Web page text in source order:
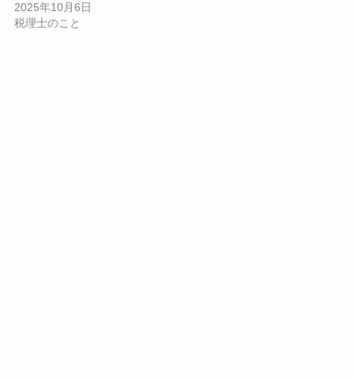
2025年10月6日
税理士のこと